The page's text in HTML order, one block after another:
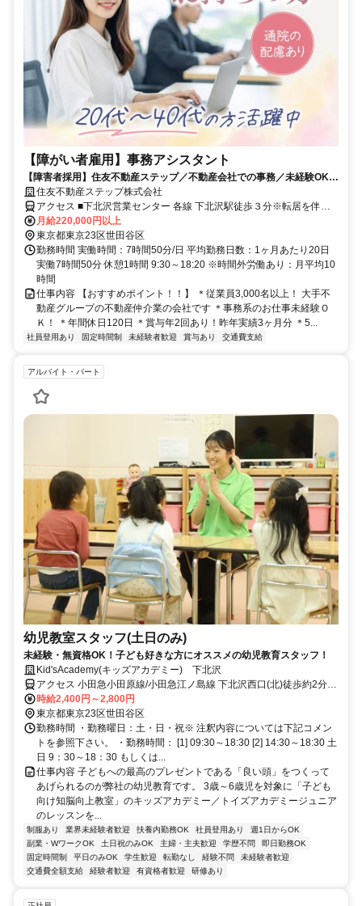
【障がい者雇用】事務アシスタント
【障害者採用】住友不動産ステップ／不動産会社での事務／未経験OK／
賞与2回／下北沢
住友不動産ステップ株式会社
アクセス ■下北沢営業センター 各線 下北沢駅徒歩３分※転居を伴う
転勤無し※通勤考慮いたします
月給220,000円以上
東京都東京23区世田谷区
勤務時間 実働時間：7時間50分/日 平均勤務日数：1ヶ月あたり20日
実働7時間50分 休憩1時間 9:30～18:20 ※時間外労働あり：月平均10
時間
仕事内容 【おすすめポイント！！】 ＊従業員3,000名以上！ 大手不
動産グループの不動産仲介業の会社です ＊事務系のお仕事未経験Ｏ
Ｋ！ ＊年間休日120日 ＊賞与年2回あり！昨年実績3ヶ月分 ＊5...
社員登用あり 固定時間制 未経験者歓迎 賞与あり 交通費支給
アルバイト・パート
幼児教室スタッフ(土日のみ)
未経験・無資格OK！子ども好きな方にオススメの幼児教育スタッフ！
Kid'sAcademy(キッズアカデミー) 下北沢
アクセス 小田急小田原線/小田急江ノ島線 下北沢西口(北)徒歩約2分、
京王井の頭線 下北沢西口(北)徒歩約2分
時給2,400円～2,800円
東京都東京23区世田谷区
勤務時間 ・勤務曜日：土・日・祝※ 注釈内容については下記コメン
トを参照下さい。 ・勤務時間： [1] 09:30～18:30 [2] 14:30～18:30 土
日 9：30～18：30 もしくは...
仕事内容 子どもへの最高のプレゼントである「良い頭」をつくって
あげられるのが弊社の幼児教育です。 3歳～6歳児を対象に「子ども
向け知脳向上教室」のキッズアカデミー／トイズアカデミージュニア
のレッスンを...
制服あり 業界未経験者歓迎 扶養内勤務OK 社員登用あり
週1日からOK
副業・WワークOK
土日祝のみOK 主婦・主夫歓迎 学歴不問
即日勤務OK
固定時間制
平日のみOK 学生歓迎 転勤なし 経験不問
未経験者歓迎
交通費全額支給
経験者歓迎 有資格者歓迎 研修あり